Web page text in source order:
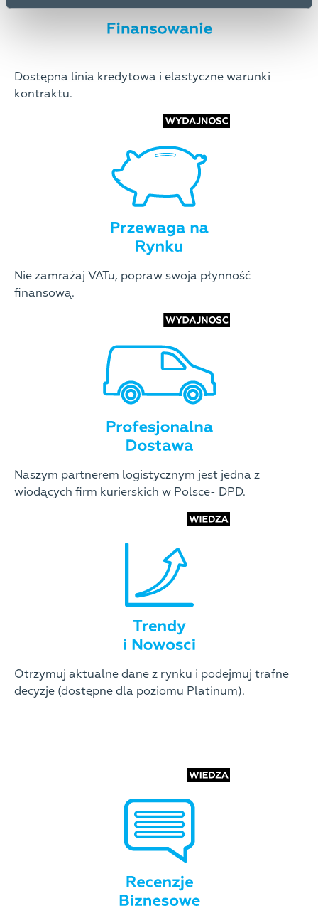
Dostępna linia kredytowa i elastyczne warunki
kontraktu.
Nie zamrażaj VATu, popraw swoja płynność
finansową.
Naszym partnerem logistycznym jest jedna z
wiodących firm kurierskich w Polsce- DPD.
Otrzymuj aktualne dane z rynku i podejmuj trafne
decyzje (dostępne dla poziomu Platinum).